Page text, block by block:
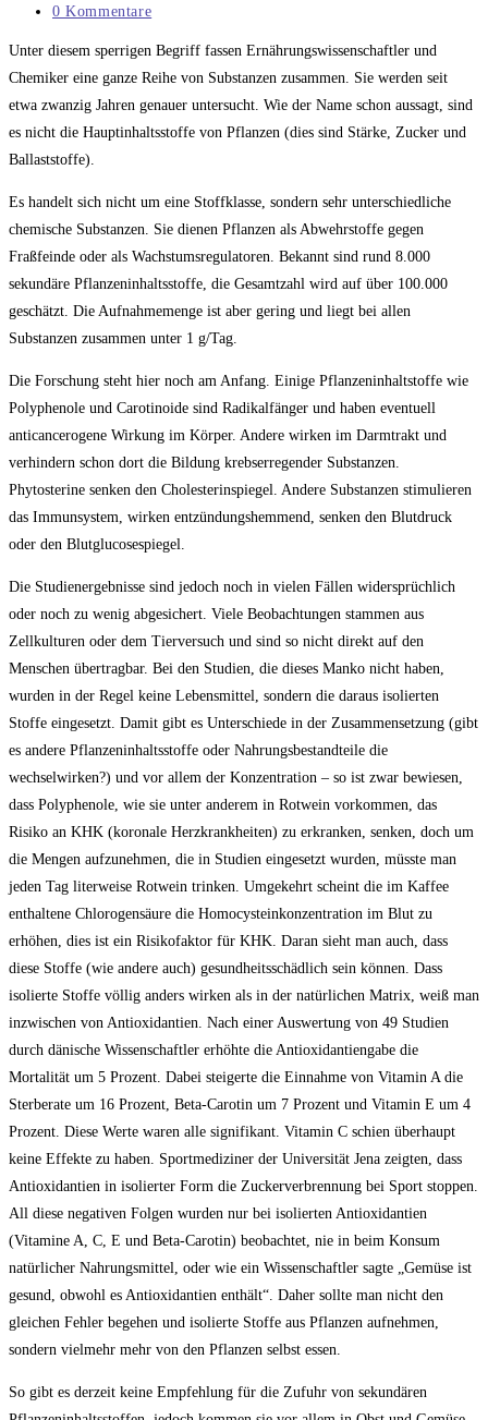
Kategorie:
Beitrags-
0 Kommentare
Unter diesem sperrigen Begriff fassen Ernährungswissenschaftler und
Chemiker eine ganze Reihe von Substanzen zusammen. Sie werden seit
etwa zwanzig Jahren genauer untersucht. Wie der Name schon aussagt, sind
es nicht die Hauptinhaltsstoffe von Pflanzen (dies sind Stärke, Zucker und
Ballaststoffe).
Es handelt sich nicht um eine Stoffklasse, sondern sehr unterschiedliche
chemische Substanzen. Sie dienen Pflanzen als Abwehrstoffe gegen
Fraßfeinde oder als Wachstumsregulatoren. Bekannt sind rund 8.000
sekundäre Pflanzeninhaltsstoffe, die Gesamtzahl wird auf über 100.000
geschätzt. Die Aufnahmemenge ist aber gering und liegt bei allen
Substanzen zusammen unter 1 g/Tag.
Die Forschung steht hier noch am Anfang. Einige Pflanzeninhaltstoffe wie
Polyphenole und Carotinoide sind Radikalfänger und haben eventuell
anticancerogene Wirkung im Körper. Andere wirken im Darmtrakt und
verhindern schon dort die Bildung krebserregender Substanzen.
Phytosterine senken den Cholesterinspiegel. Andere Substanzen stimulieren
das Immunsystem, wirken entzündungshemmend, senken den Blutdruck
oder den Blutglucosespiegel.
Die Studienergebnisse sind jedoch noch in vielen Fällen widersprüchlich
oder noch zu wenig abgesichert. Viele Beobachtungen stammen aus
Zellkulturen oder dem Tierversuch und sind so nicht direkt auf den
Menschen übertragbar. Bei den Studien, die dieses Manko nicht haben,
wurden in der Regel keine Lebensmittel, sondern die daraus isolierten
Stoffe eingesetzt. Damit gibt es Unterschiede in der Zusammensetzung (gibt
es andere Pflanzeninhaltsstoffe oder Nahrungsbestandteile die
wechselwirken?) und vor allem der Konzentration – so ist zwar bewiesen,
dass Polyphenole, wie sie unter anderem in Rotwein vorkommen, das
Risiko an KHK (koronale Herzkrankheiten) zu erkranken, senken, doch um
die Mengen aufzunehmen, die in Studien eingesetzt wurden, müsste man
jeden Tag literweise Rotwein trinken. Umgekehrt scheint die im Kaffee
enthaltene Chlorogensäure die Homocysteinkonzentration im Blut zu
erhöhen, dies ist ein Risikofaktor für KHK. Daran sieht man auch, dass
diese Stoffe (wie andere auch) gesundheitsschädlich sein können. Dass
isolierte Stoffe völlig anders wirken als in der natürlichen Matrix, weiß man
inzwischen von Antioxidantien. Nach einer Auswertung von 49 Studien
durch dänische Wissenschaftler erhöhte die Antioxidantiengabe die
Mortalität um 5 Prozent. Dabei steigerte die Einnahme von Vitamin A die
Sterberate um 16 Prozent, Beta-Carotin um 7 Prozent und Vitamin E um 4
Prozent. Diese Werte waren alle signifikant. Vitamin C schien überhaupt
keine Effekte zu haben. Sportmediziner der Universität Jena zeigten, dass
Antioxidantien in isolierter Form die Zuckerverbrennung bei Sport stoppen.
All diese negativen Folgen wurden nur bei isolierten Antioxidantien
(Vitamine A, C, E und Beta-Carotin) beobachtet, nie in beim Konsum
natürlicher Nahrungsmittel, oder wie ein Wissenschaftler sagte „Gemüse ist
gesund, obwohl es Antioxidantien enthält“. Daher sollte man nicht den
gleichen Fehler begehen und isolierte Stoffe aus Pflanzen aufnehmen,
sondern vielmehr mehr von den Pflanzen selbst essen.
So gibt es derzeit keine Empfehlung für die Zufuhr von sekundären